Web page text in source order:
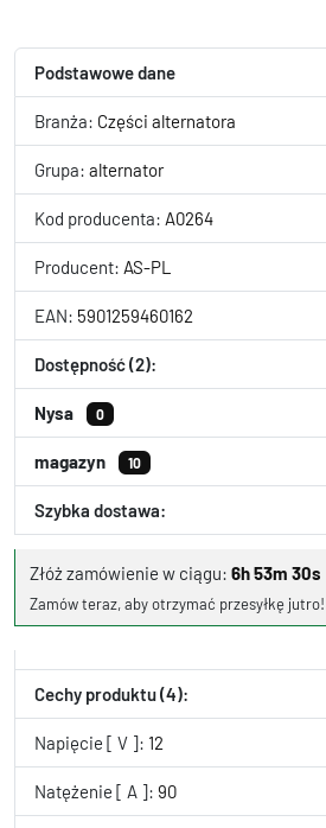
Podstawowe dane
Branża: Części alternatora
Grupa: alternator
Kod producenta: A0264
Producent: AS-PL
EAN: 5901259460162
Dostępność (2):
Nysa 0
magazyn 10
Szybka dostawa:
Złóż zamówienie w ciągu: 6h 53m 30s
Zamów teraz, aby otrzymać przesyłkę jutro!
Cechy produktu (4):
Napięcie [ V ]: 12
Natężenie [ A ]: 90